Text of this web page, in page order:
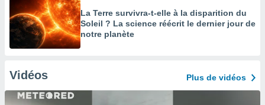
La Terre survivra-t-elle à la disparition du
Soleil ? La science réécrit le dernier jour de
notre planète
Vidéos Plus de vidéos